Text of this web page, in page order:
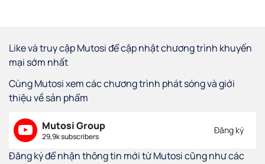
Like và truy cập Mutosi để cập nhật chương trình khuyến
mại sớm nhất
Cùng Mutosi xem các chương trình phát sóng và giới
thiệu về sản phẩm
Mutosi Group
29,9k subscribers
Đăng ký
Đăng ký để nhận thông tin mới từ Mutosi cũng như các